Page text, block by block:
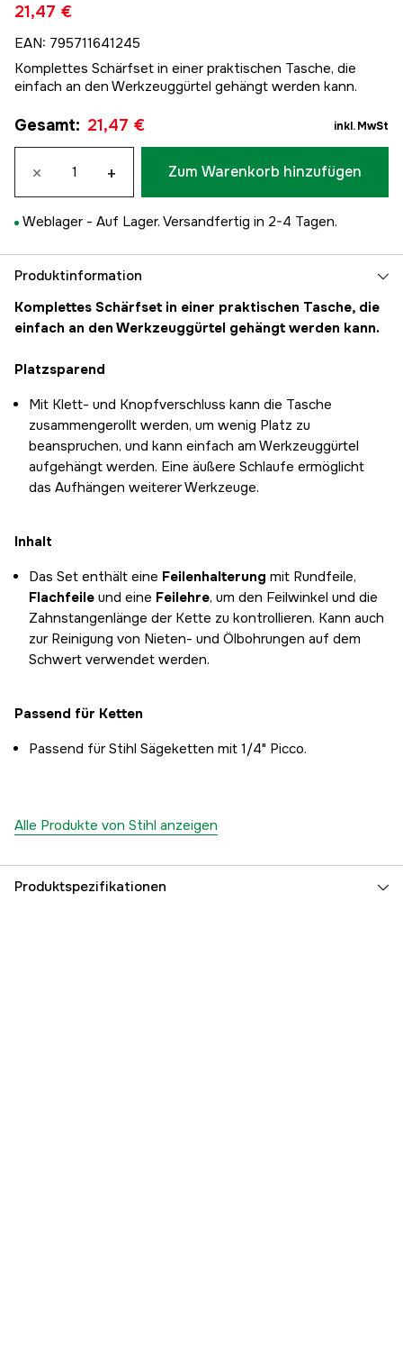
21,47 €
EAN: 795711641245
Komplettes Schärfset in einer praktischen Tasche, die
einfach an den Werkzeuggürtel gehängt werden kann.
Gesamt: 21,47 € inkl. MwSt
× + Zum Warenkorb hinzufügen
Weblager - Auf Lager. Versandfertig in 2-4 Tagen.
Produktinformation
Komplettes Schärfset in einer praktischen Tasche, die
einfach an den Werkzeuggürtel gehängt werden kann.
Platzsparend
Mit Klett- und Knopfverschluss kann die Tasche
zusammengerollt werden, um wenig Platz zu
beanspruchen, und kann einfach am Werkzeuggürtel
aufgehängt werden. Eine äußere Schlaufe ermöglicht
das Aufhängen weiterer Werkzeuge.
Inhalt
Das Set enthält eine Feilenhalterung mit Rundfeile,
Flachfeile und eine Feilehre, um den Feilwinkel und die
Zahnstangenlänge der Kette zu kontrollieren. Kann auch
zur Reinigung von Nieten- und Ölbohrungen auf dem
Schwert verwendet werden.
Passend für Ketten
Passend für Stihl Sägeketten mit 1/4" Picco.
Alle Produkte von Stihl anzeigen
Produktspezifikationen